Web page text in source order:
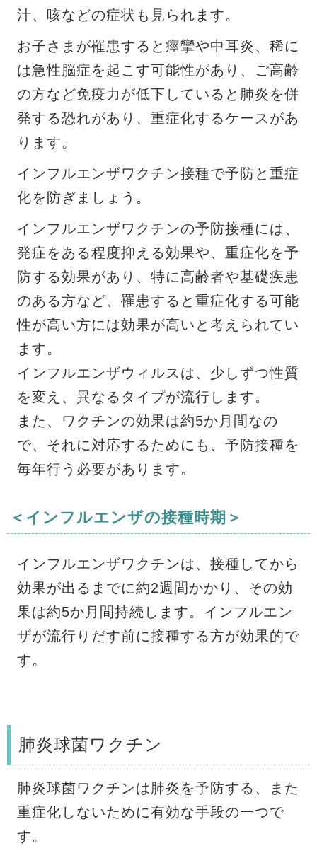
汁、咳などの症状も見られます。
お子さまが罹患すると痙攣や中耳炎、稀に
は急性脳症を起こす可能性があり、ご高齢
の方など免疫力が低下していると肺炎を併
発する恐れがあり、重症化するケースがあ
ります。
インフルエンザワクチン接種で予防と重症
化を防ぎましょう。
インフルエンザワクチンの予防接種には、
発症をある程度抑える効果や、重症化を予
防する効果があり、特に高齢者や基礎疾患
のある方など、罹患すると重症化する可能
性が高い方には効果が高いと考えられてい
ます。
インフルエンザウィルスは、少しずつ性質
を変え、異なるタイプが流行します。
また、ワクチンの効果は約5か月間なの
で、それに対応するためにも、予防接種を
毎年行う必要があります。
＜インフルエンザの接種時期＞
インフルエンザワクチンは、接種してから
効果が出るまでに約2週間かかり、その効
果は約5か月間持続します。インフルエン
ザが流行りだす前に接種する方が効果的で
す。
肺炎球菌ワクチン
肺炎球菌ワクチンは肺炎を予防する、また
重症化しないために有効な手段の一つで
す。